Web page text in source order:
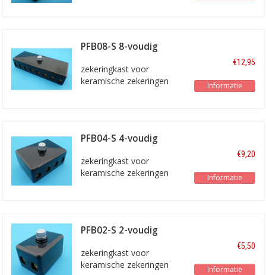
PFB08-S 8-voudig
zekeringkast voor
keramische zekeringen
€12,95
Informatie
PFB04-S 4-voudig
zekeringkast voor
keramische zekeringen
€9,20
Informatie
PFB02-S 2-voudig
zekeringkast voor
keramische zekeringen
€5,50
Informatie